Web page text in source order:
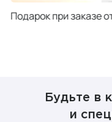
Подарок при заказе
Будьте в
и